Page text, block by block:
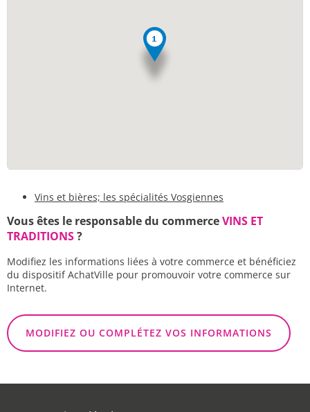
Vins et bières; les spécialités Vosgiennes
Vous êtes le responsable du commerceVINS ET
TRADITIONS?
Modifiez les informations liées à votre commerce et bénéficiez
du dispositif AchatVille pour promouvoir votre commerce sur
Internet.
MODIFIEZ OU COMPLÉTEZ VOS INFORMATIONS